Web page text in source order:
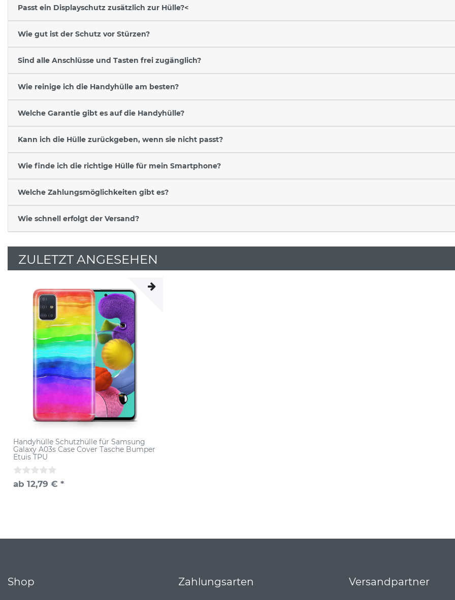
Passt ein Displayschutz zusätzlich zur Hülle?<
Wie gut ist der Schutz vor Stürzen?
Sind alle Anschlüsse und Tasten frei zugänglich?
Wie reinige ich die Handyhülle am besten?
Welche Garantie gibt es auf die Handyhülle?
Kann ich die Hülle zurückgeben, wenn sie nicht passt?
Wie finde ich die richtige Hülle für mein Smartphone?
Welche Zahlungsmöglichkeiten gibt es?
Wie schnell erfolgt der Versand?
ZULETZT ANGESEHEN
Handyhülle Schutzhülle für Samsung
Galaxy A03s Case Cover Tasche Bumper
Etuis TPU
ab 12,79 € *
Shop Zahlungsarten Versandpartner